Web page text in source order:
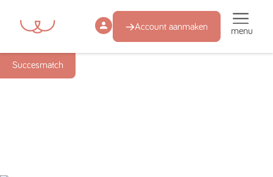
Account aanmaken menu
Succesmatch